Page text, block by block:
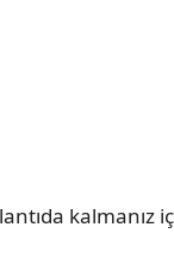
kalmanız